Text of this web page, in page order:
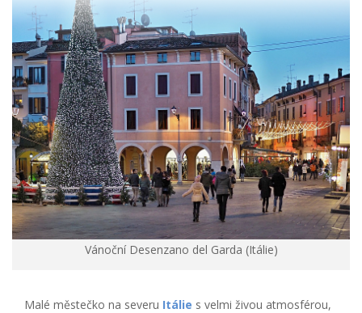
Vánoční Desenzano del Garda (Itálie)
Malé městečko na severu Itálie s velmi živou atmosférou,